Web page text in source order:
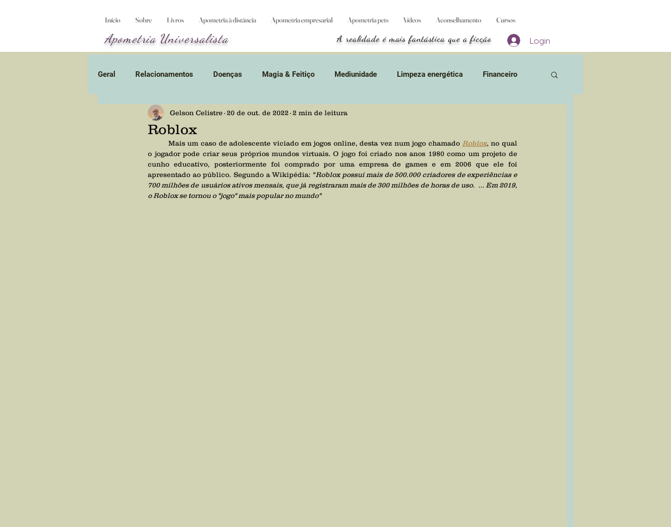
Início Sobre Livros Apometria à distância Apometria empresarial Apometria pets Vídeos Aconselhamento Cursos
Apometria Universalista A realidade é mais fantástica que a ficção Login
Geral Relacionamentos Doenças Magia & Feitiço Mediunidade Limpeza energética Financeiro
Obsessão Umbral Entidades Divindades Suicídio
Planeta-prisão Alienígenas Resgates Apometria Games Terapias & Cursos Aborto & Gravidez
Divórcio energético Vídeos Curta mensagem
Roblox
Gelson Celistre 20 de out. de 2022 2 min de leitura
	Mais um caso de adolescente viciado em jogos online, desta vez num jogo chamado
Roblox, no qual
o jogador pode criar seus próprios mundos virtuais. O jogo foi criado nos anos 1980 como um projeto de
cunho educativo, posteriormente foi comprado por uma empresa de games e em 2006 que ele foi
apresentado ao público. Segundo a Wikipédia: "Roblox possui mais de 500.000 criadores de experiências e
700 milhões de usuários ativos mensais, que já registraram mais de 300 milhões de horas de uso.  ... Em 2019,
o Roblox se tornou o "jogo" mais popular no mundo"